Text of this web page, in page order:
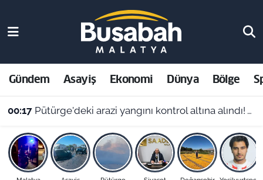
Gündem Asayiş Ekonomi Dünya Bölge
00:17 Pütürge'deki arazi yangını kontrol altına alındı! Vali Yavuz'dan çağrı
Asayiş
Ekonomi
Dünya
Bölge
Malatya Nöbetçi Eczaneler
Malatya Hava Durumu
Malatya Namaz Vakitleri
Malatya Trafik Yoğunluk Haritası
Süper Lig Puan Durumu ve Fikstür